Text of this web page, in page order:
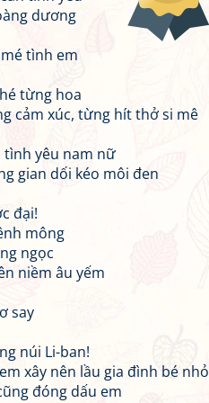
dương
tình em
từng hoa
cảm xúc, từng hít thở si mê
tình yêu nam nữ
gian dối kéo môi đen
đại!
mông
ngọc
niềm âu yếm
say
núi Li-ban!
xây nên lầu gia đình bé nhỏ
đóng dấu em